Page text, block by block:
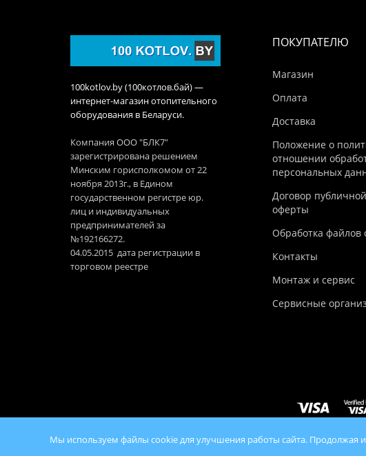
100kotlov.by (100котлов.бай) —
интернет-магазин отопительного
оборудования в Беларуси.
Компания ООО "БЛК7"
зарегистрирована решением
Минским горисполкомом от 22
ноября 2013г., в Едином
государственном регистре юр.
лиц и индивидуальных
предпринимателей за
№192166272.
04.05.2015 дата регистрации в
торговом реестре
ПОКУПАТЕЛЮ
Магазин
Оплата
Доставка
Положение о
отношении
персональных
Договор публичной
оферты
Обработка файлов
Контакты
Монтаж и сервис
Сервисные
© 2026 100Kotlov.by —
Мы используем файлы cookie для улучшения работы сайта. Продолжая